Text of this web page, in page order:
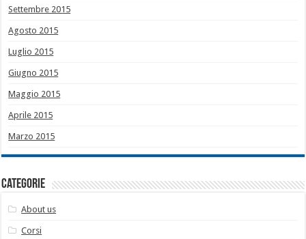
Settembre 2015
Agosto 2015
Luglio 2015
Giugno 2015
Maggio 2015
Aprile 2015
Marzo 2015
Categorie
About us
Corsi